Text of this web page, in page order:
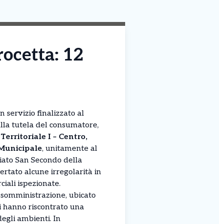
12
servizio finalizzato al
tutela del consumatore,
I – Centro,
, unitamente al
San Secondo della
alcune irregolarità in
ispezionate.
ubicato
hanno riscontrato una
ambienti. In